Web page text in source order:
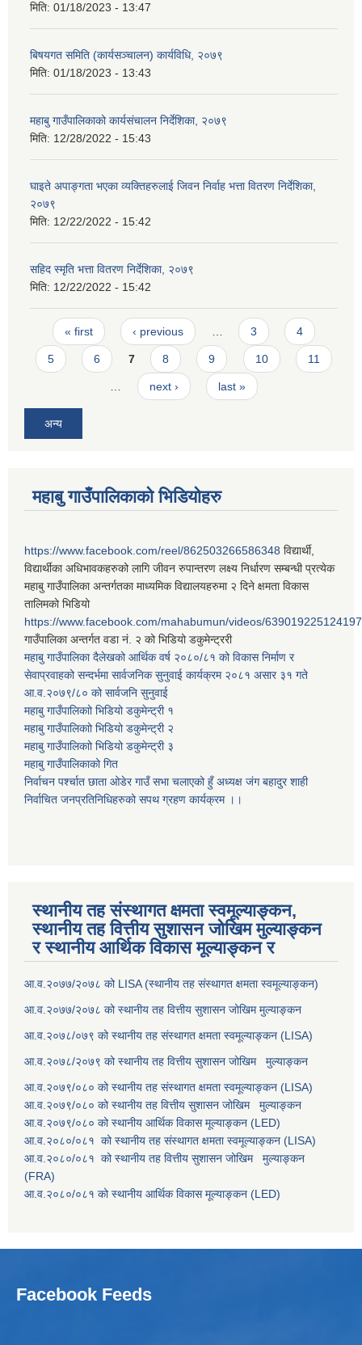
मिति: 01/18/2023 - 13:47
बिषयगत समिति (कार्यसञ्चालन) कार्यविधि, २०७९
मिति: 01/18/2023 - 13:43
महाबु गाउँपालिकाको कार्यसंचालन निर्देशिका, २०७९
मिति: 12/28/2022 - 15:43
घाइते अपाङ्गता भएका व्यक्तिहरुलाई जिवन निर्वाह भत्ता वितरण निर्देशिका,
२०७९
मिति: 12/22/2022 - 15:42
सहिद स्मृति भत्ता वितरण निर्देशिका, २०७९
मिति: 12/22/2022 - 15:42
Pages
« first ‹ previous 3 4
5 6 7 8 9 10 11
next › last »
अन्य
महाबु गाउँपालिकाको भिडियोहरु
https://www.facebook.com/reel/862503266586348 विद्यार्थी,
विद्यार्थीका अधिभावकहरुको लागि जीवन रुपान्तरण लक्ष्य निर्धारण सम्बन्धी प्रत्येक
महाबु गाउँपालिका अन्तर्गतका माध्यमिक विद्यालयहरुमा २ दिने क्षमता विकास
तालिमको भिडियो
https://www.facebook.com/mahabumun/videos/639019225124197
गाउँपालिका अन्तर्गत वडा नं. २ को भिडियो डकुमेन्ट्ररी
महाबु गाउँपालिका दैलेखको आर्थिक वर्ष २०८०/८१ को विकास निर्माण र
सेवाप्रवाहको सन्दर्भमा सार्वजनिक सुनुवाई कार्यक्रम २०८१ असार ३१ गते
आ.व.२०७९/८० को सार्वजनि सुनुवाई
महाबु गाउँपालिकाो भिडियो डकुमेन्ट्री १
महाबु गाउँपालिकाो भिडियो डकुमेन्ट्री २
महाबु गाउँपालिकाो भिडियो डकुमेन्ट्री ३
महाबु गाउँपालिकाको गित
निर्वाचन पर्श्चात छाता ओडेर गाउँ सभा चलाएको हुँ अध्यक्ष जंग बहादुर शाही
निर्वाचित जनप्रतिनिधिहरुको सपथ ग्रहण कार्यक्रम ।।
स्थानीय तह संस्थागत क्षमता स्वमूल्याङ्कन,
स्थानीय तह वित्तीय सुशासन जोखिम मुल्याङ्कन
र स्थानीय आर्थिक विकास मूल्याङ्कन र
आ.व.२०७७/२०७८ को LISA (स्थानीय तह संस्थागत क्षमता स्वमूल्याङ्कन)
आ.व.२०७७/२०७८ को स्थानीय तह वित्तीय सुशासन जोखिम मुल्याङ्कन
आ.व.२०७८/०७९ को स्थानीय तह संस्थागत क्षमता स्वमूल्याङ्कन (LISA)
आ.व.२०७८/२०७९ को स्थानीय तह वित्तीय सुशासन जोखिम मुल्याङ्कन
आ.व.२०७९/०८० को स्थानीय तह संस्थागत क्षमता स्वमूल्याङ्कन (LISA)
आ.व.२०७९/०८० को स्थानीय तह वित्तीय सुशासन जोखिम मुल्याङ्कन
आ.व.२०७९/०८० को स्थानीय आर्थिक विकास मूल्याङ्कन (LED)
आ.व.२०८०/०८१ को स्थानीय तह संस्थागत क्षमता स्वमूल्याङ्कन (LISA)
आ.व.२०८०/०८१ को स्थानीय तह वित्तीय सुशासन जोखिम मुल्याङ्कन
(FRA)
आ.व.२०८०/०८१ को स्थानीय आर्थिक विकास मूल्याङ्कन (LED)
Facebook Feeds